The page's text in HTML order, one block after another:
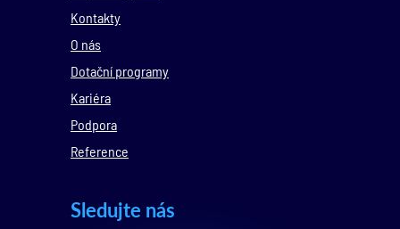
Kontakty
O nás
Dotační programy
Kariéra
Podpora
Reference
Sledujte nás